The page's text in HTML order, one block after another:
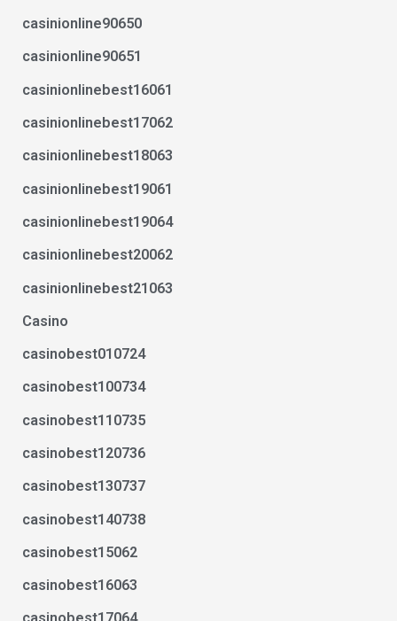
casinionline90650
casinionline90651
casinionlinebest16061
casinionlinebest17062
casinionlinebest18063
casinionlinebest19061
casinionlinebest19064
casinionlinebest20062
casinionlinebest21063
Casino
casinobest010724
casinobest100734
casinobest110735
casinobest120736
casinobest130737
casinobest140738
casinobest15062
casinobest16063